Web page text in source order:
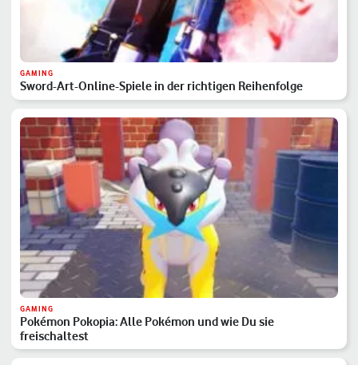
GAMING
Sword-Art-Online-Spiele in der richtigen Reihenfolge
GAMING
Pokémon Pokopia: Alle Pokémon und wie Du sie
freischaltest